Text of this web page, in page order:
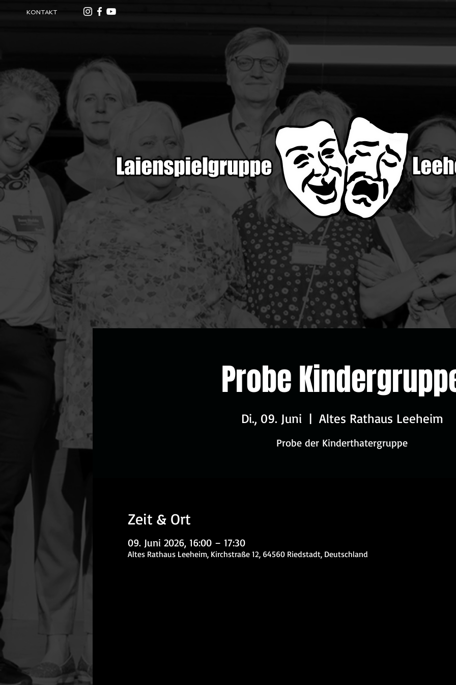
KONTAKT
Probe
Di., 09. Juni
  |
Altes Rathaus Leeheim
Probe der Kinderthatergruppe
Zeit & Ort
09. Juni 2026, 16:00 – 17:30
Altes Rathaus Leeheim, Kirchstraße 12, 64560 Riedstadt, Deutschland